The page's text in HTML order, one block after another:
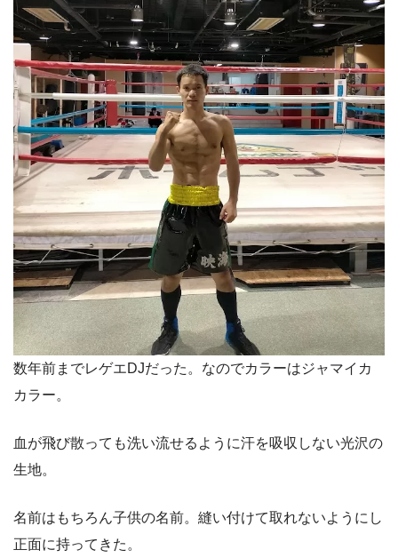
数年前までレゲエDJだった。なのでカラーはジャマイカ
カラー。
血が飛び散っても洗い流せるように汗を吸収しない光沢の
生地。
名前はもちろん子供の名前。縫い付けて取れないようにし
正面に持ってきた。